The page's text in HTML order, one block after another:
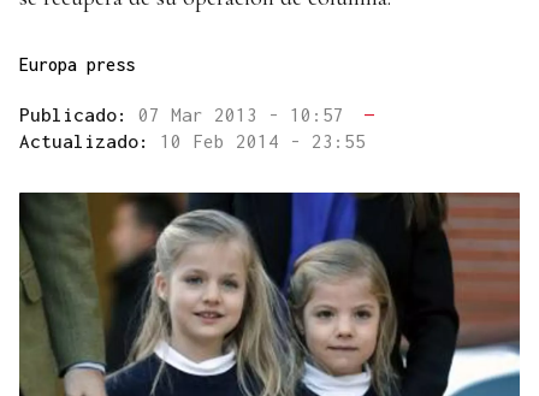
Europa press
Publicado: 07 Mar 2013 - 10:57
—
Actualizado: 10 Feb 2014 - 23:55